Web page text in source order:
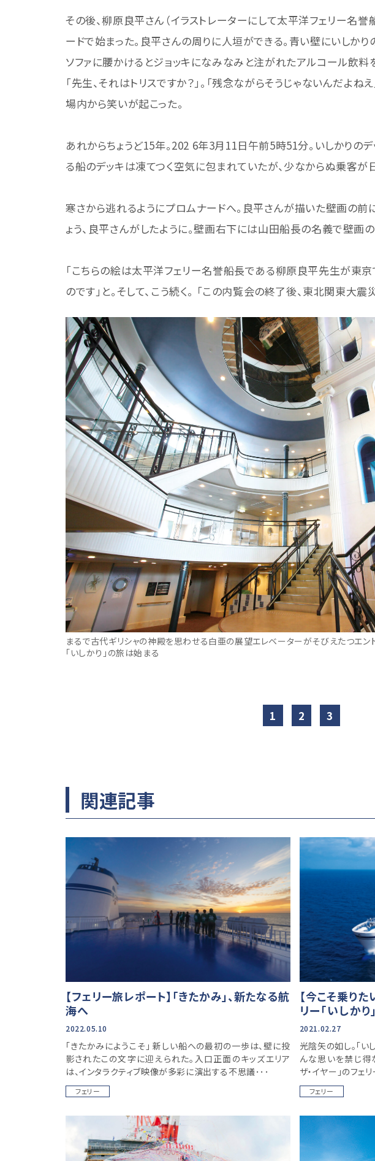
その後、柳原良平さん（イラストレーターにして太平洋フェリー名
ードで始まった。良平さんの周りに人垣ができる。青い壁にいしかり
ソファに腰かけるとジョッキになみなみと注がれたアルコール飲料
「先生、それはトリスですか？」。「残念ながらそうじゃないんだよね
場内から笑いが起こった。
あれからちょうど15年。202 6年3月11日午前5時51分。いしかりの
る船のデッキは凍てつく空気に包まれていたが、少なからぬ乗客が
寒さから逃れるようにプロムナードへ。良平さんが描いた壁画の前
ょう、良平さんがしたように。壁画右下には山田船長の名義で壁画
「こちらの絵は太平洋フェリー名誉船長である柳原良平先生が東
のです」と。そして、こう続く。 「この内覧会の終了後、東北関東大震
まるで古代ギリシャの神殿を思わせる白亜の展望エレベーターがそびえたつエン
「いしかり」の旅は始まる
1 2 3
関連記事
【フェリー旅レポート】「きたかみ」、新たなる航
海へ
2022.05.10
「きたかみにようこそ」 新しい船への最初の一歩は、壁に投
影されたこの文字に迎えられた。入口正面のキッズエリア
は、インタラクティブ映像が多彩に演出する不思議･･･
フェリー
【今こそ乗り
リー「いしか
雅なクルーズを
2021.02.27
光陰矢の如し。「
んな思いを禁じ得
ザ・イヤー」のフェ
フェリー